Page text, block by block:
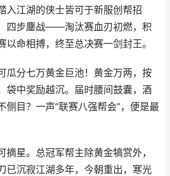
入江湖的侠士皆可于新服创帮招
四步鏖战——淘汰赛血刃初燃，积
以命相搏，终至总决赛一剑封王。
瓜分七万黄金巨池！黄金万两，按
袋中奖励越沉。届时腰间鼓囊，酒
侧目？一声“联赛八强帮会”，便是最
摘星。总冠军帮主除黄金犒赏外，
已沉寂江湖多年，今朝重出，寒光